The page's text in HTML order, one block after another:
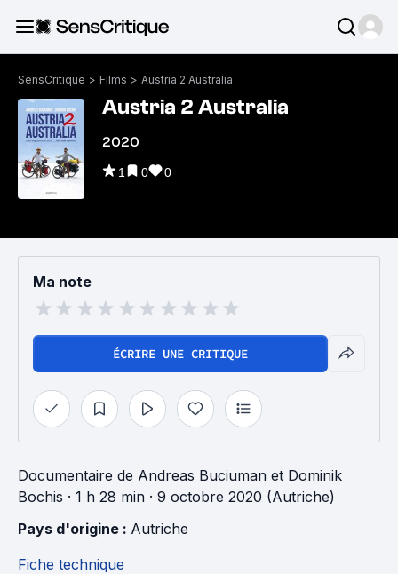
SensCritique > Films > Austria 2 Australia
Austria 2 Australia
2020
1 0 0
Ma note
ÉCRIRE UNE CRITIQUE
Documentaire de Andreas Buciuman et Dominik
Bochis · 1 h 28 min · 9 octobre 2020 (Autriche)
Pays d'origine : Autriche
Fiche technique